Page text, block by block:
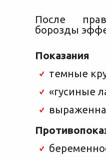
После
борозды
Показания
темные
«гусиные